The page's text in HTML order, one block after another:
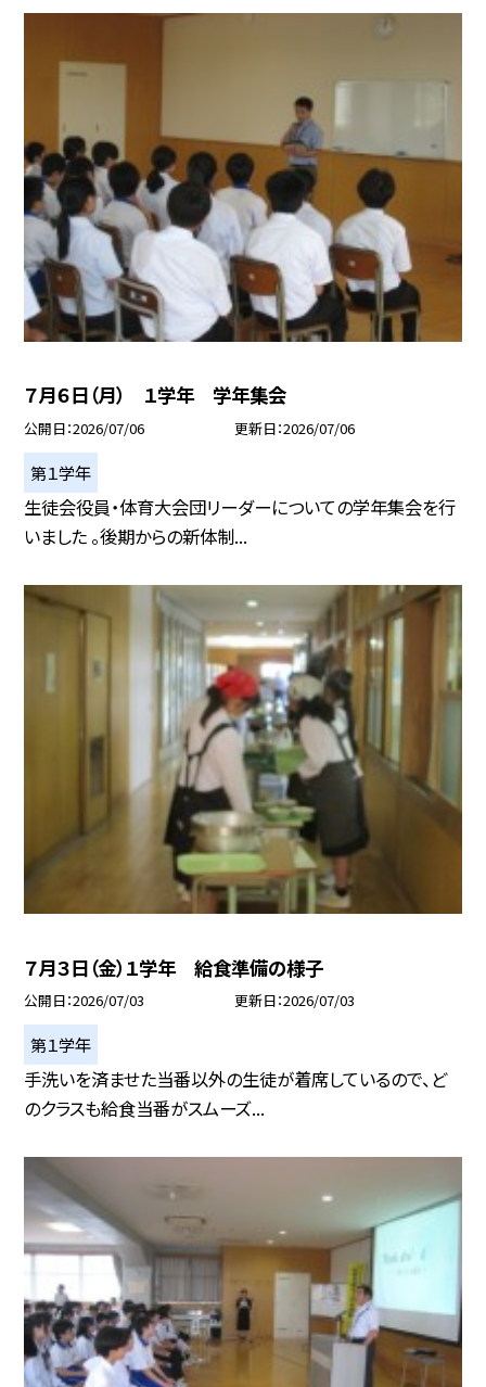
７月６日（月） １学年 学年集会
公開日 2026/07/06 更新日 2026/07/06
第１学年
生徒会役員・体育大会団リーダーについての学年集会を行
いました 。後期からの新体制...
７月３日（金）１学年 給食準備の様子
公開日 2026/07/03 更新日 2026/07/03
第１学年
手洗いを済ませた当番以外の生徒が着席しているので、ど
のクラスも給食当番がスムーズ...